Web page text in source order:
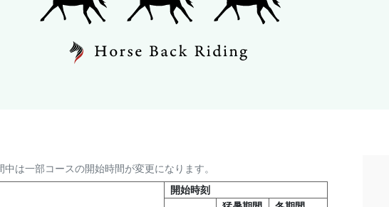
中は一部コースの開始時間が変更になります。
開始時刻